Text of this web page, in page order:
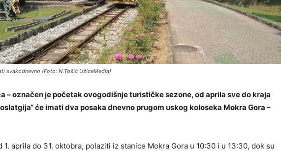
svakodnevno (Foto: N.Tošić UžiceMedia)
– označen je početak ovogodišnje turističke sezone, od aprila sve do kraja
će imati dva posaka dnevno prugom uskog koloseka Mokra Gora –
1. aprila do 31. oktobra, polaziti iz stanice Mokra Gora u 10:30 i u 13:30, dok su